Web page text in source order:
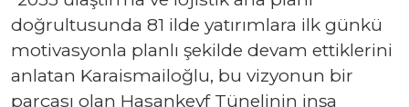
doğrultusunda 81 ilde yatırımlara ilk günkü
motivasyonla planlı şekilde devam ettiklerini
anlatan Karaismailoğlu, bu vizyonun bir
parçası olan Hasankeyf Tünelinin inşa